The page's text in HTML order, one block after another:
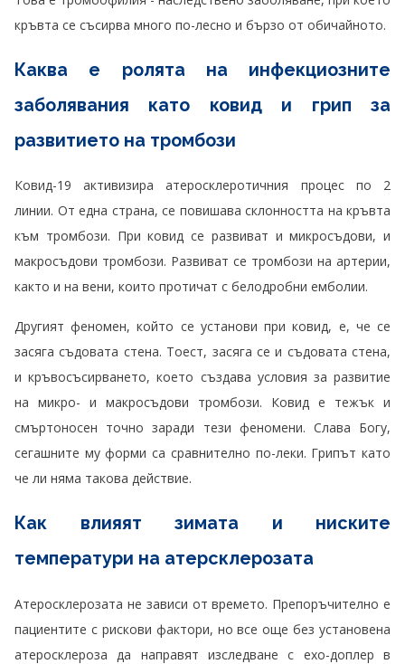
кръвта се съсирва много по-лесно и бързо от обичайното.
Каква е ролята на инфекциозните
заболявания като ковид и грип за
развитието на тромбози
Ковид-19 активизира атеросклеротичния процес по 2
линии. От една страна, се повишава склонността на кръвта
към тромбози. При ковид се развиват и микросъдови, и
макросъдови тромбози. Развиват се тромбози на артерии,
както и на вени, които протичат с белодробни емболии.
Другият феномен, който се установи при ковид, е, че се
засяга съдовата стена. Тоест, засяга се и съдовата стена,
и кръвосъсирването, което създава условия за развитие
на микро- и макросъдови тромбози. Ковид е тежък и
смъртоносен точно заради тези феномени. Слава Богу,
сегашните му форми са сравнително по-леки. Грипът като
че ли няма такова действие.
Как влияят зимата и ниските
температури на атерсклерозата
Атеросклерозата не зависи от времето. Препоръчително е
пациентите с рискови фактори, но все още без установена
атеросклероза да направят изследване с ехо-доплер в